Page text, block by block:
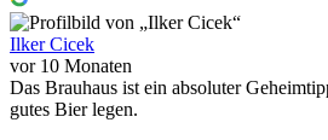
Ilker Cicek
vor 10 Monaten
Das Brauhaus ist ein absoluter
gutes Bier legen.